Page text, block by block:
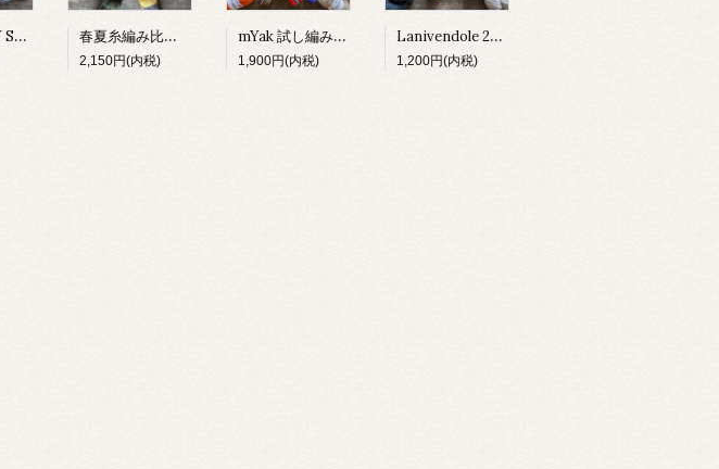
MULBERRY SILK 試し編み 春夏糸編み比べセット
2,150円(内税)
mYak 試し編みセット
1,900円(内税)
Lanivendole 2種 試し編みセット
1,200円(内税)